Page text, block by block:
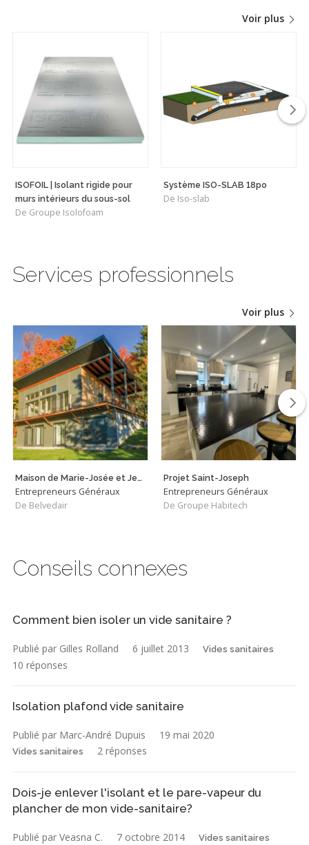
Voir plus
ISOFOIL | Isolant rigide pour
murs intérieurs du sous-sol
De Groupe Isolofoam
Système ISO-SLAB 18po
De Iso-slab
Services professionnels
Voir plus
Maison de Marie-Josée et Jean
Entrepreneurs Généraux
De Belvedair
Projet Saint-Joseph
Entrepreneurs Généraux
De Groupe Habitech
Conseils connexes
Comment bien isoler un vide sanitaire ?
Publié par Gilles Rolland 6 juillet 2013 Vides sanitaires
10 réponses
Isolation plafond vide sanitaire
Publié par Marc-André Dupuis 19 mai 2020
Vides sanitaires 2 réponses
Dois-je enlever l'isolant et le pare-vapeur du
plancher de mon vide-sanitaire?
Publié par Veasna C. 7 octobre 2014 Vides sanitaires